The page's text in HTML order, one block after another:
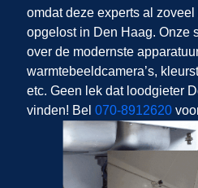
omdat deze experts al
opgelost in Den Haag. Onze
over de modernste
warmtebeeldcamera’s,
etc. Geen lek dat loodgieter
vinden! Bel 070-8912620